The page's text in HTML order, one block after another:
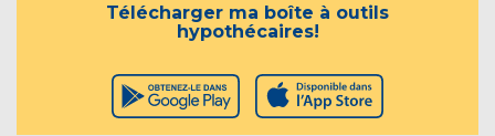
Télécharger ma boîte à outils
hypothécaires!